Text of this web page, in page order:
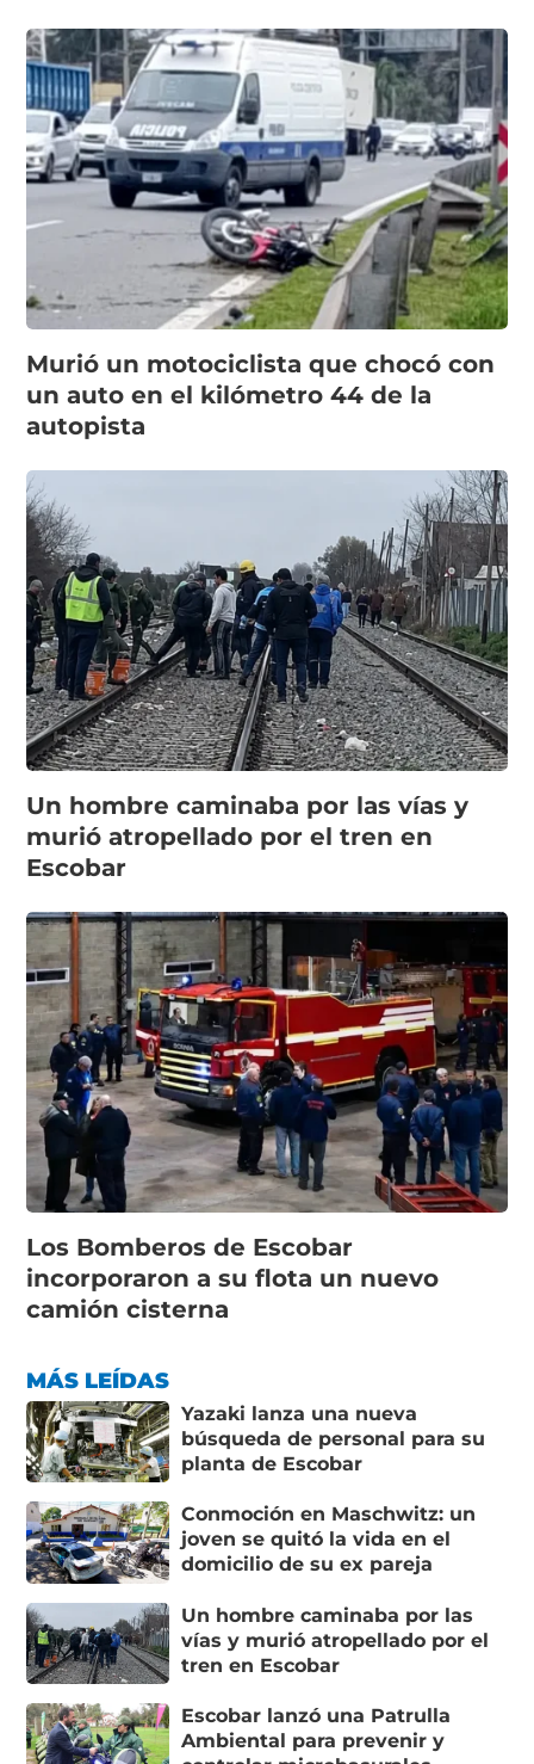
Murió un motociclista que chocó con
un auto en el kilómetro 44 de la
autopista
Un hombre caminaba por las vías y
murió atropellado por el tren en
Escobar
Los Bomberos de Escobar
incorporaron a su flota un nuevo
camión cisterna
MÁS LEÍDAS
Yazaki lanza una nueva
búsqueda de personal para su
planta de Escobar
Conmoción en Maschwitz: un
joven se quitó la vida en el
domicilio de su ex pareja
Un hombre caminaba por las
vías y murió atropellado por el
tren en Escobar
Escobar lanzó una Patrulla
Ambiental para prevenir y